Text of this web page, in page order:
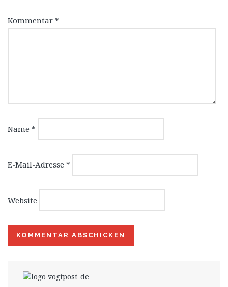
Kommentar *
Name *
E-Mail-Adresse *
Website